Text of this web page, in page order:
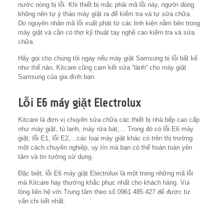
nước nóng bị lỗi. Khi thiết bị mắc phải mã lỗi này, người dùng
không nên tự ý tháo máy giặt ra để kiểm tra và tự sửa chữa.
Do nguyên nhân mã lỗi xuất phát từ các linh kiện nằm bên trong
máy giặt và cần có thợ kỹ thuật tay nghề cao kiểm tra và sửa
chữa.
Hãy gọi cho chúng tôi ngay nếu máy giặt Samsung bị lỗi bất kể
như thế nào, Kitcare cũng cam kết sửa “lành” cho máy giặt
Samsung của gia đình bạn.
Lỗi E6 máy giặt Electrolux
Kitcare là đơn vị chuyên sửa chữa các thiết bị nhà bếp cao cấp
như máy giặt, tủ lạnh, máy rửa bát,… Trong đó có lỗi E6 máy
giặt, lỗi E1, lỗi E2,…các loại máy giặt khác có trên thị trường
một cách chuyên nghiệp, uy tín mà bạn có thể hoàn toàn yên
tâm và tin tưởng sử dụng.
Đặc biệt, lỗi E6 máy giặt Electrolux là một trong những mã lỗi
mà Kitcare hay thường khắc phục nhất cho khách hàng. Vui
lòng liên hệ với Trung tâm theo số 0961 485 427 để được tư
vấn chi tiết nhất.